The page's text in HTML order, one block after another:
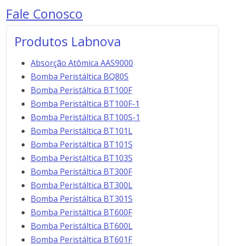
Fale Conosco
Produtos Labnova
Absorção Atômica AAS9000
Bomba Peristáltica BQ80S
Bomba Peristáltica BT100F
Bomba Peristáltica BT100F-1
Bomba Peristáltica BT100S-1
Bomba Peristáltica BT101L
Bomba Peristáltica BT101S
Bomba Peristáltica BT103S
Bomba Peristáltica BT300F
Bomba Peristáltica BT300L
Bomba Peristáltica BT301S
Bomba Peristáltica BT600F
Bomba Peristáltica BT600L
Bomba Peristáltica BT601F